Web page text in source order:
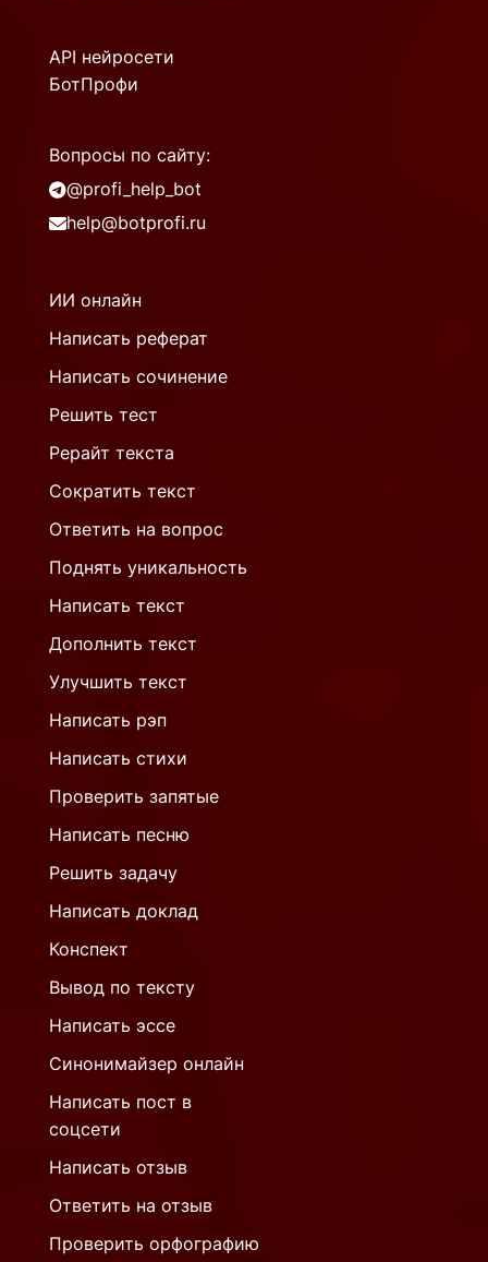
API нейросети
БотПрофи
Вопросы по сайту:
@profi_help_bot
help@botprofi.ru
ИИ онлайн
Написать реферат
Написать сочинение
Решить тест
Рерайт текста
Сократить текст
Ответить на вопрос
Поднять уникальность
Написать текст
Дополнить текст
Улучшить текст
Написать рэп
Написать стихи
Проверить запятые
Написать песню
Решить задачу
Написать доклад
Конспект
Вывод по тексту
Написать эссе
Синонимайзер онлайн
Написать пост в
соцсети
Написать отзыв
Ответить на отзыв
Проверить орфографию